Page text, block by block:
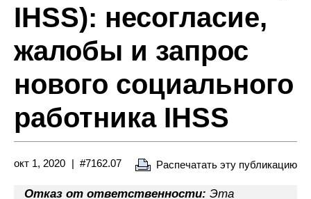
IHSS): несогласие,
жалобы и запрос
нового социального
работника IHSS
окт 1, 2020 #7162.07 Распечатать эту публикацию
Отказ от ответственности: Эта